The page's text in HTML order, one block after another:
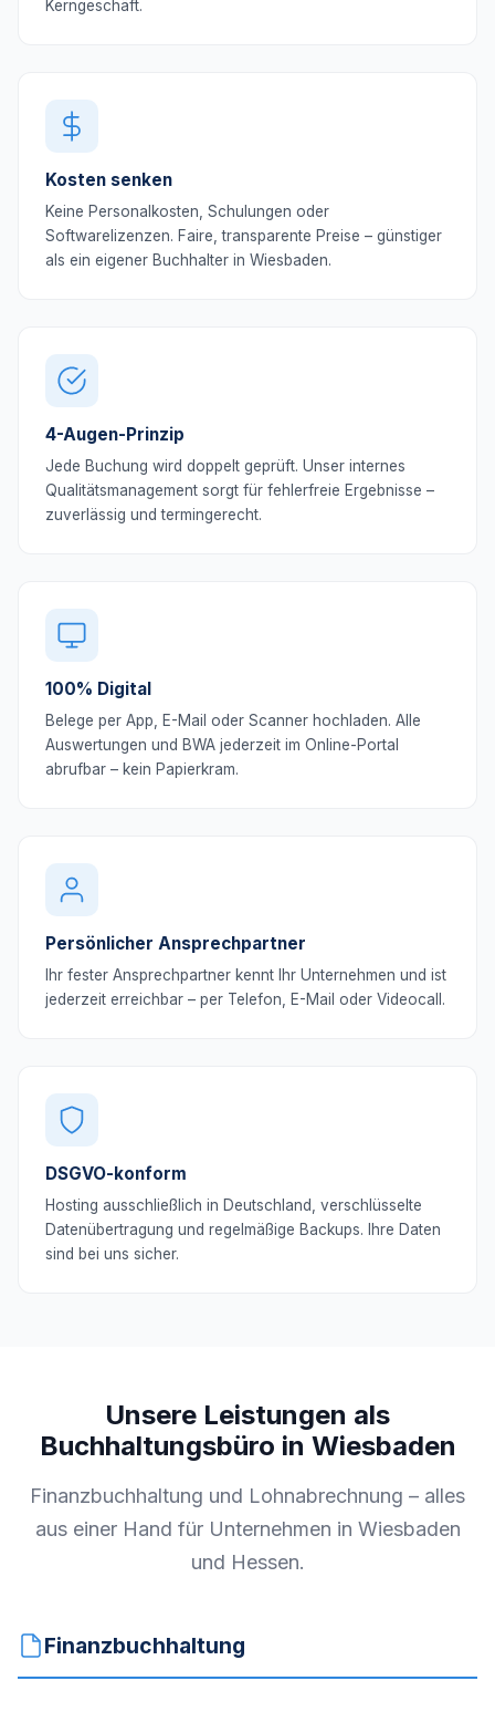
Kerngeschäft.
Kosten senken
Keine Personalkosten, Schulungen oder
Softwarelizenzen. Faire, transparente Preise – günstiger
als ein eigener Buchhalter in Wiesbaden.
4-Augen-Prinzip
Jede Buchung wird doppelt geprüft. Unser internes
Qualitätsmanagement sorgt für fehlerfreie Ergebnisse –
zuverlässig und termingerecht.
100% Digital
Belege per App, E-Mail oder Scanner hochladen. Alle
Auswertungen und BWA jederzeit im Online-Portal
abrufbar – kein Papierkram.
Persönlicher Ansprechpartner
Ihr fester Ansprechpartner kennt Ihr Unternehmen und ist
jederzeit erreichbar – per Telefon, E-Mail oder Videocall.
DSGVO-konform
Hosting ausschließlich in Deutschland, verschlüsselte
Datenübertragung und regelmäßige Backups. Ihre Daten
sind bei uns sicher.
Unsere Leistungen als
Buchhaltungsbüro in Wiesbaden
Finanzbuchhaltung und Lohnabrechnung – alles
aus einer Hand für Unternehmen in Wiesbaden
und Hessen.
Finanzbuchhaltung